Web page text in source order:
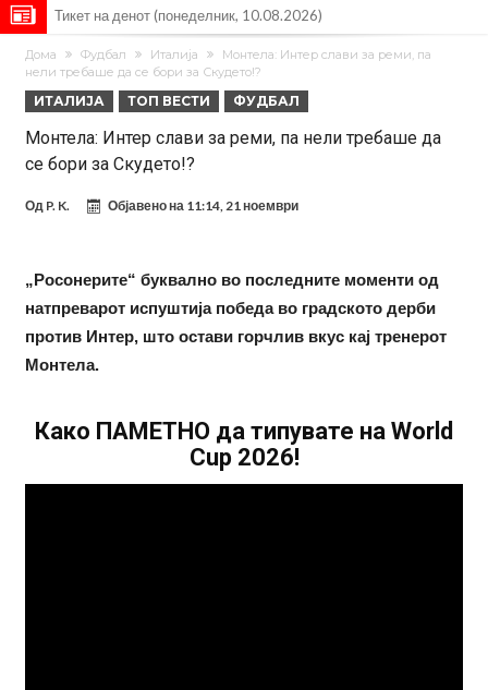
Тикет на денот (понеделник, 10.08.2026)
Феран Торес се поблиску до трансфер во ПСЖ
Даниел Малдини повторно го смени клубот во Серија “А”
Аморим донесе одлука: Милан ќе го крати составот
Вирално видео од Уругвај: Топка предизвика сообраќајна несреќа
Пакет од 50.000.000 евра, Дошан Влаховиќ подготвен за потпис?
Арда Гулер!
Малдини проговори, Пеп кажа ДА, но како на крај се пропадна?
Шпанија на нозе, Барселона и Реал во страв: „Новиот Халанд“
одбра нов тим!
Рашфорд се врати во Манчестер Јунајтед
Дома Фудбал Италија
Монтела: Интер слави за реми, па
нели требаше да се бори за Скудето!?
ИТАЛИЈА ТОП ВЕСТИ ФУДБАЛ
Монтела: Интер слави за реми, па нели требаше да
се бори за Скудето!?
Од P. K. Објавено на 11:14, 21 ноември
„Росонерите“ буквално во последните моменти од
натпреварот испуштија победа во градското дерби
против Интер, што остави горчлив вкус кај тренерот
Монтела.
Како ПАМЕТНО да типувате на World
Cup 2026!